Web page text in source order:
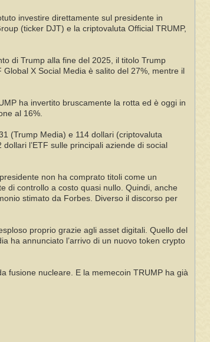
investire direttamente sul presidente in
(ticker DJT) e la criptovaluta Official TRUMP,
di Trump alla fine del 2025, il titolo Trump
X Social Media è salito del 27%, mentre il
ha invertito bruscamente la rotta ed è oggi in
al 16%.
(Trump Media) e 114 dollari (criptovaluta
l’ETF sulle principali aziende di social
non ha comprato titoli come un
di controllo a costo quasi nullo. Quindi, anche
stimato da Forbes. Diverso il discorso per
proprio grazie agli asset digitali. Quello del
ha annunciato l’arrivo di un nuovo token crypto
fusione nucleare. E la memecoin TRUMP ha già